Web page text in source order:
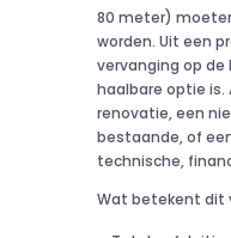
80 meter)
worden. Uit een
vervanging op
haalbare optie is.
renovatie, een
bestaande, of
technische,
Wat betekent dit